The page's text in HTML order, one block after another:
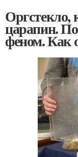
Оргстекло,
царапин.
феном. Как